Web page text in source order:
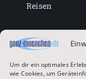
Um dir ein optimales
wie Cookies, um
Reisen
Lifestyle
Entertainment